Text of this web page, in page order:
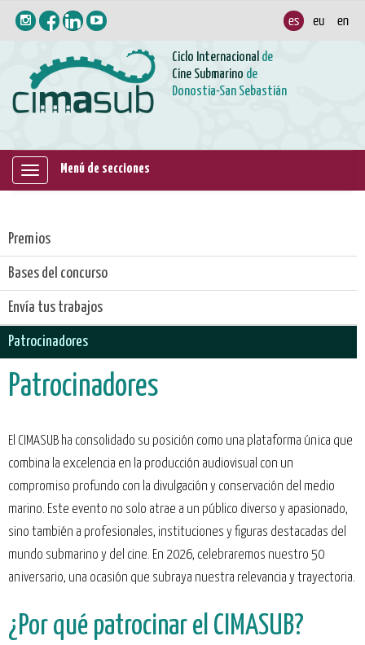
Ciclo Internacional de
Cine Submarino de
Donostia-San Sebastián
Mostrar/ocultar
Menú de secciones
Premios
Bases del concurso
Envía tus trabajos
Patrocinadores
Patrocinadores
El CIMASUB ha consolidado su posición como una plataforma única que
combina la excelencia en la producción audiovisual con un
compromiso profundo con la divulgación y conservación del medio
marino. Este evento no solo atrae a un público diverso y apasionado,
sino también a profesionales, instituciones y figuras destacadas del
mundo submarino y del cine. En 2026, celebraremos nuestro 50
aniversario, una ocasión que subraya nuestra relevancia y trayectoria.
¿Por qué patrocinar el CIMASUB?